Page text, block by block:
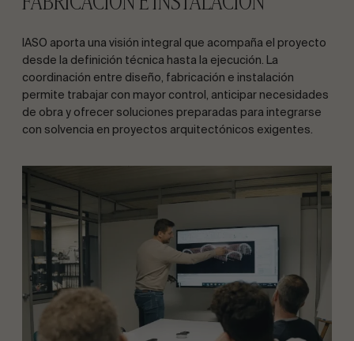
IASO aporta una visión integral que acompaña el proyecto
desde la definición técnica hasta la ejecución. La
coordinación entre diseño, fabricación e instalación
permite trabajar con mayor control, anticipar necesidades
de obra y ofrecer soluciones preparadas para integrarse
con solvencia en proyectos arquitectónicos exigentes.